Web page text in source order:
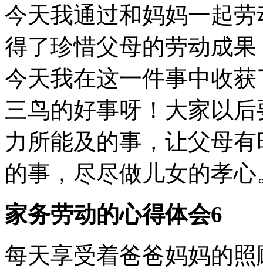
今天我通过和妈妈一起
得了珍惜父母的劳动成
今天我在这一件事中收
三鸟的好事呀！大家以
力所能及的事，让父母
的事，尽尽做儿女的孝心
家务劳动的心得体会6
每天享受着爸爸妈妈的